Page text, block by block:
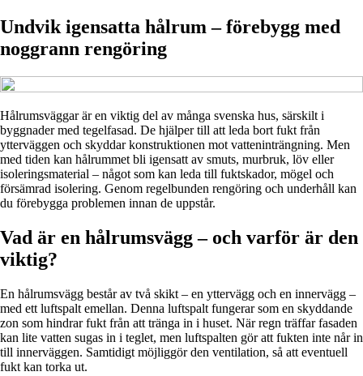
Undvik igensatta hålrum – förebygg med
noggrann rengöring
Hålrumsväggar är en viktig del av många svenska hus, särskilt i
byggnader med tegelfasad. De hjälper till att leda bort fukt från
ytterväggen och skyddar konstruktionen mot vatteninträngning. Men
med tiden kan hålrummet bli igensatt av smuts, murbruk, löv eller
isoleringsmaterial – något som kan leda till fuktskador, mögel och
försämrad isolering. Genom regelbunden rengöring och underhåll kan
du förebygga problemen innan de uppstår.
Vad är en hålrumsvägg – och varför är den
viktig?
En hålrumsvägg består av två skikt – en yttervägg och en innervägg –
med ett luftspalt emellan. Denna luftspalt fungerar som en skyddande
zon som hindrar fukt från att tränga in i huset. När regn träffar fasaden
kan lite vatten sugas in i teglet, men luftspalten gör att fukten inte når in
till innerväggen. Samtidigt möjliggör den ventilation, så att eventuell
fukt kan torka ut.